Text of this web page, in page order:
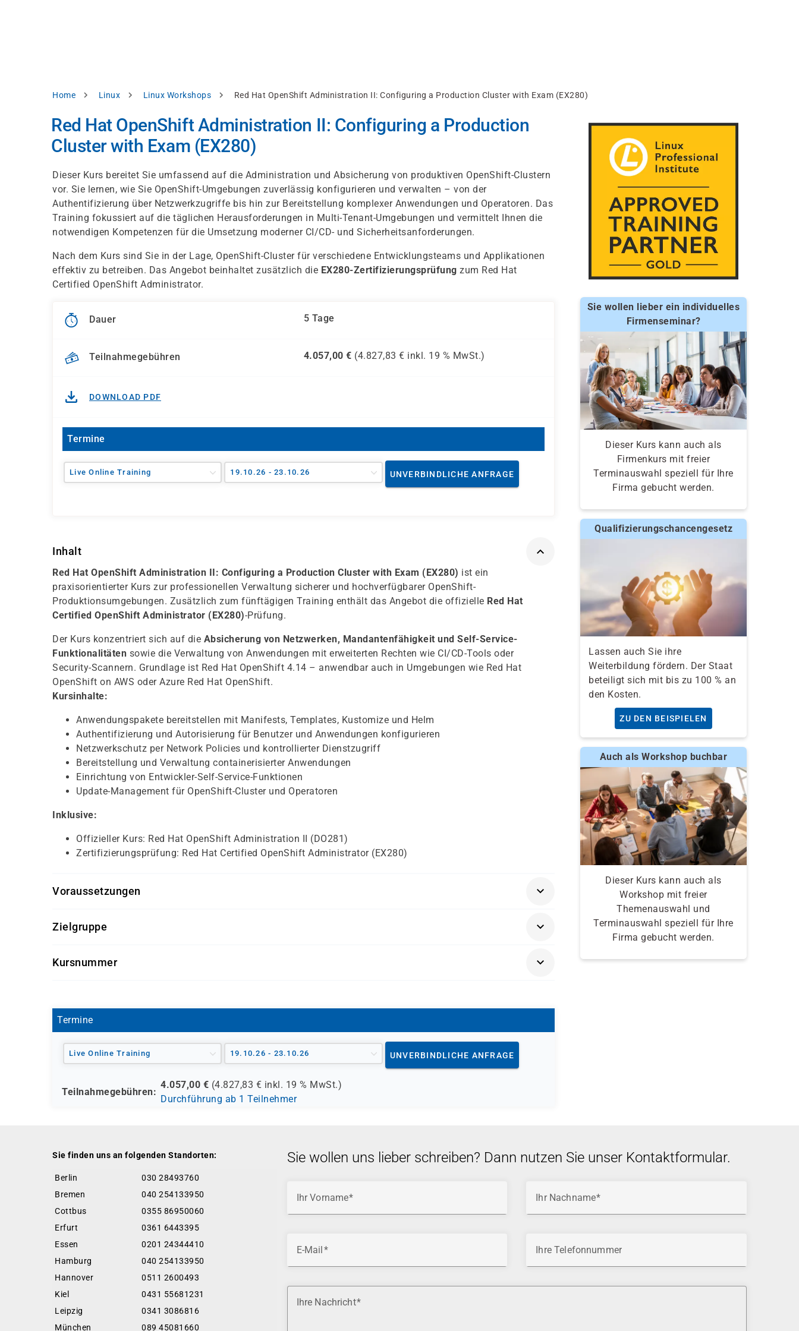
Pfadnavigation
Home Linux Linux Workshops Red Hat OpenShift Administration II: Configuring a Production Cluster with Exam (EX280)
Red Hat OpenShift Administration II: Configuring a Production
Cluster with Exam (EX280)
Dieser Kurs bereitet Sie umfassend auf die Administration und Absicherung von produktiven OpenShift-Clustern
vor. Sie lernen, wie Sie OpenShift-Umgebungen zuverlässig konfigurieren und verwalten – von der
Authentifizierung über Netzwerkzugriffe bis hin zur Bereitstellung komplexer Anwendungen und Operatoren. Das
Training fokussiert auf die täglichen Herausforderungen in Multi-Tenant-Umgebungen und vermittelt Ihnen die
notwendigen Kompetenzen für die Umsetzung moderner CI/CD- und Sicherheitsanforderungen.
Nach dem Kurs sind Sie in der Lage, OpenShift-Cluster für verschiedene Entwicklungsteams und Applikationen
effektiv zu betreiben. Das Angebot beinhaltet zusätzlich die EX280-Zertifizierungsprüfung zum Red Hat
Certified OpenShift Administrator.
Dauer 5 Tage
Teilnahmegebühren 4.057,00 € (4.827,83 € inkl. 19 % MwSt.)
DOWNLOAD PDF
Termine
Live Online Training 19.10.26 - 23.10.26 UNVERBINDLICHE ANFRAGE
Inhalt
Red Hat OpenShift Administration II: Configuring a Production Cluster with Exam (EX280) ist ein
praxisorientierter Kurs zur professionellen Verwaltung sicherer und hochverfügbarer OpenShift-
Produktionsumgebungen. Zusätzlich zum fünftägigen Training enthält das Angebot die offizielle Red Hat
Certified OpenShift Administrator (EX280)-Prüfung.
Der Kurs konzentriert sich auf die Absicherung von Netzwerken, Mandantenfähigkeit und Self-Service-
Funktionalitäten sowie die Verwaltung von Anwendungen mit erweiterten Rechten wie CI/CD-Tools oder
Security-Scannern. Grundlage ist Red Hat OpenShift 4.14 – anwendbar auch in Umgebungen wie Red Hat
OpenShift on AWS oder Azure Red Hat OpenShift.
Kursinhalte:
Anwendungspakete bereitstellen mit Manifests, Templates, Kustomize und Helm
Authentifizierung und Autorisierung für Benutzer und Anwendungen konfigurieren
Netzwerkschutz per Network Policies und kontrollierter Dienstzugriff
Bereitstellung und Verwaltung containerisierter Anwendungen
Einrichtung von Entwickler-Self-Service-Funktionen
Update-Management für OpenShift-Cluster und Operatoren
Inklusive:
Offizieller Kurs: Red Hat OpenShift Administration II (DO281)
Zertifizierungsprüfung: Red Hat Certified OpenShift Administrator (EX280)
Voraussetzungen
Absolvierter Kurs
vergleichbare Kenntnisse
Empfohlen:
Zielgruppe
System-, Cloud- und Plattformadministratoren
Kursnummer
Termine
Live Online Training 19.10.26 - 23.10.26 UNVERBINDLICHE ANFRAGE
Teilnahmegebühren:
4.057,00 € (4.827,83 € inkl. 19 % MwSt.)
Durchführung ab 1 Teilnehmer
Sie wollen lieber ein individuelles
Firmenseminar?
Dieser Kurs kann auch als
Firmenkurs mit freier
Terminauswahl speziell für Ihre
Firma gebucht werden.
Qualifizierungschancengesetz
Lassen auch Sie ihre
Weiterbildung fördern. Der Staat
beteiligt sich mit bis zu 100 % an
den Kosten.
ZU DEN BEISPIELEN
Auch als Workshop buchbar
Dieser Kurs kann auch als
Workshop mit freier
Themenauswahl und
Terminauswahl speziell für Ihre
Firma gebucht werden.
Sie finden uns an folgenden Standorten:
Berlin
030 28493760
Bremen
040 254133950
Cottbus
0355 86950060
Erfurt
0361 6443395
Essen
0201 24344410
Hamburg
040 254133950
Hannover
0511 2600493
Kiel
0431 55681231
Leipzig
0341 3086816
München
089 45081660
Sie wollen uns lieber schreiben? Dann nutzen Sie unser Kontaktformular.
Ihr Vorname Ihr Nachname
E-Mail Ihre Telefonnummer
Ihre Nachricht
Einstellungen
Datenschutzhinweis